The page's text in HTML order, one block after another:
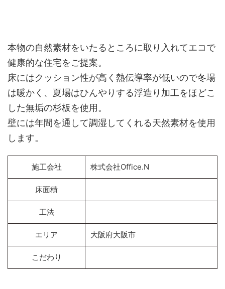
本物の自然素材をいたるところに取り入れてエコで
健康的な住宅をご提案。
床にはクッション性が高く熱伝導率が低いので冬場
は暖かく、夏場はひんやりする浮造り加工をほどこ
した無垢の杉板を使用。
壁には年間を通して調湿してくれる天然素材を使用
します。
施工会社 株式会社Office.N
床面積
工法
エリア 大阪府大阪市
こだわり